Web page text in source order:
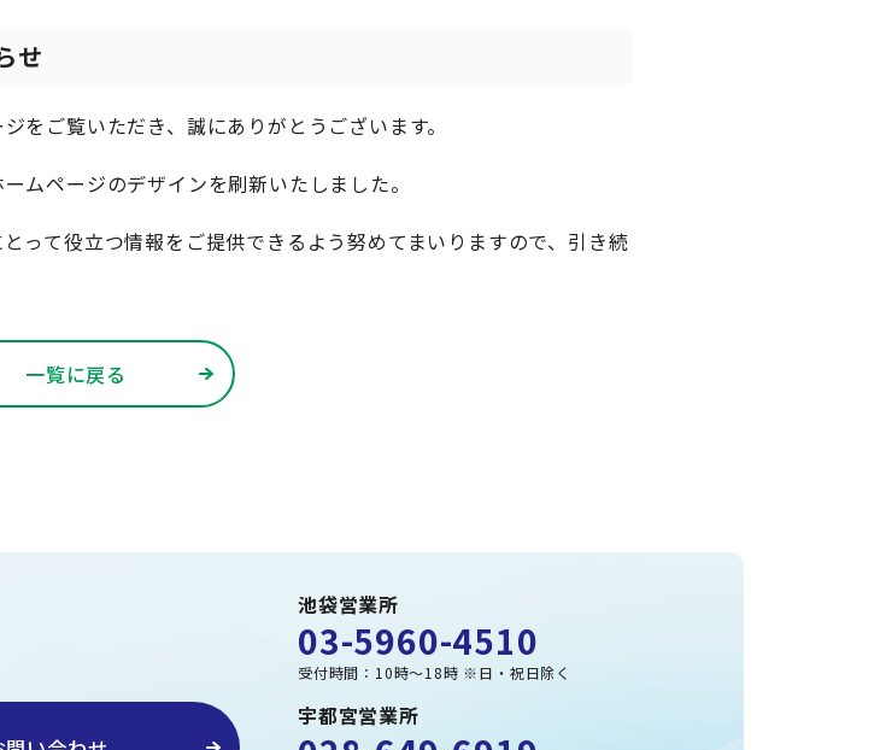
せ
をご覧いただき、誠にありがとうございます。
ムページのデザインを刷新いたしました。
って役立つ情報をご提供できるよう努めてまいりますので、引き続
一覧に戻る
池袋営業所
03-5960-4510
受付時間：10時～18時 ※日・祝日除く
宇都宮営業所